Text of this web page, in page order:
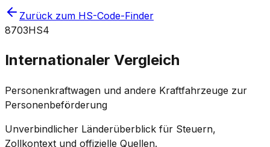
Zurück zum HS-Code-Finder
8703HS4
Internationaler Vergleich
Personenkraftwagen und andere Kraftfahrzeuge zur
Personenbeförderung
Unverbindlicher Länderüberblick für Steuern,
Zollkontext und offizielle Quellen.